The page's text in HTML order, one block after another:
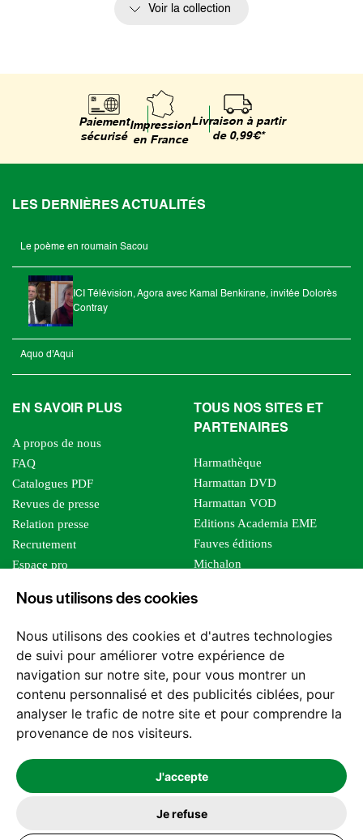
Nous utilisons des cookies
Nous utilisons des cookies et d'autres technologies
de suivi pour améliorer votre expérience de
navigation sur notre site, pour vous montrer un
contenu personnalisé et des publicités ciblées, pour
analyser le trafic de notre site et pour comprendre la
provenance de nos visiteurs.
J'accepte
Je refuse
Voir la collection
Paiement
sécurisé
Impression
en France
Livraison à partir
de 0,99€*
LES DERNIÈRES ACTUALITÉS
Le poème en roumain Sacou
ICI Télévision, Agora avec Kamal Benkirane, invitée Dolorès
Contray
Aquo d'Aqui
EN SAVOIR PLUS
A propos de nous
FAQ
Catalogues PDF
Revues de presse
Relation presse
Recrutement
Espace pro
Foreign rights
TOUS NOS SITES ET
PARTENAIRES
Harmathèque
Harmattan DVD
Harmattan VOD
Editions Academia EME
Fauves éditions
Michalon
Editions Sutton
Les impliqués
Tous les éditeurs
Nos structures
Nous contacter
2026 -© Les Editions l'Harmattan. Tous droits réservés - Site réalisé par